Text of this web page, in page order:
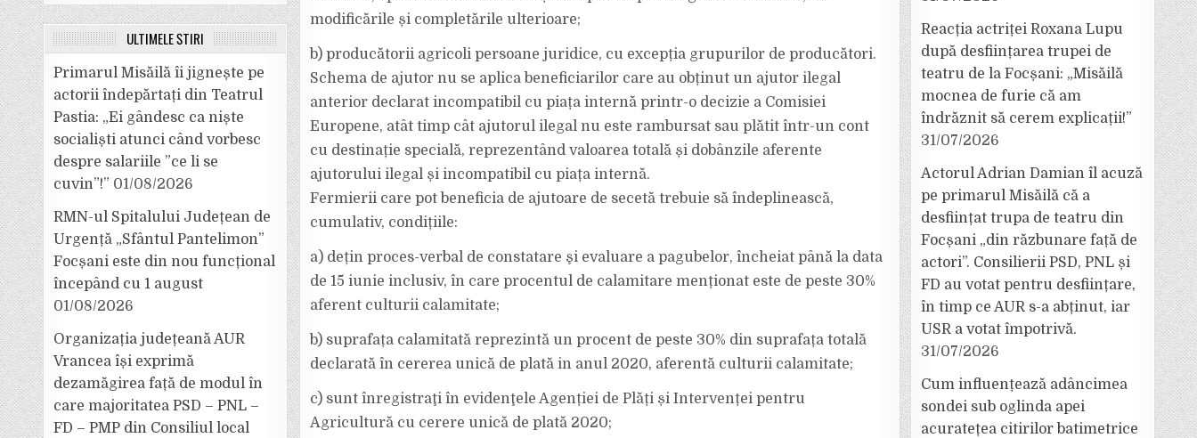
modificările și completările ulterioare;
b) producătorii agricoli persoane juridice, cu excepția grupurilor de producători.
Schema de ajutor nu se aplica beneficiarilor care au obținut un ajutor ilegal
anterior declarat incompatibil cu piața internă printr-o decizie a Comisiei
Europene, atât timp cât ajutorul ilegal nu este rambursat sau plătit într-un cont
cu destinație specială, reprezentând valoarea totală și dobânzile aferente
ajutorului ilegal și incompatibil cu piața internă.
Fermierii care pot beneficia de ajutoare de secetă trebuie să îndeplinească,
cumulativ, condițiile:
a) dețin proces-verbal de constatare şi evaluare a pagubelor, încheiat până la data
de 15 iunie inclusiv, în care procentul de calamitare menționat este de peste 30%
aferent culturii calamitate;
b) suprafața calamitată reprezintă un procent de peste 30% din suprafața totală
declarată în cererea unică de plată in anul 2020, aferentă culturii calamitate;
c) sunt înregistraţi în evidenţele Agenției de Plăți și Intervenței pentru
Agricultură cu cerere unică de plată 2020;
ULTIMELE ȘTIRI
Primarul Misăilă îi jignește pe
actorii îndepărtați din Teatrul
Pastia: „Ei gândesc ca niște
socialiști atunci când vorbesc
despre salariile ”ce li se
cuvin”!” 01/08/2026
RMN-ul Spitalului Județean de
Urgență „Sfântul Pantelimon”
Focșani este din nou funcțional
începând cu 1 august
01/08/2026
Organizația județeană AUR
Vrancea își exprimă
dezamăgirea față de modul în
care majoritatea PSD – PNL –
FD – PMP din Consiliul local
Reacția actriței Roxana Lupu
după desființarea trupei de
teatru de la Focșani: „Misăilă
mocnea de furie că am
îndrăznit să cerem explicații!”
31/07/2026
Actorul Adrian Damian îl acuză
pe primarul Misăilă că a
desființat trupa de teatru din
Focșani „din răzbunare față de
actori”. Consilierii PSD, PNL și
FD au votat pentru desființare,
în timp ce AUR s-a abținut, iar
USR a votat împotrivă.
31/07/2026
Cum influențează adâncimea
sondei sub oglinda apei
acuratețea citirilor batimetrice